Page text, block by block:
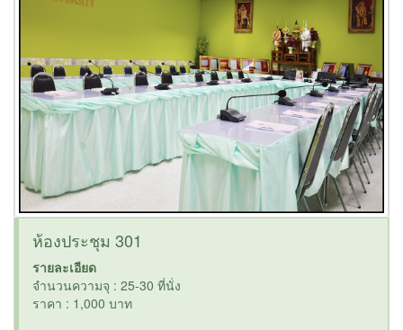
ห้องประชุม 301
รายละเอียด
จำนวนความจุ : 25-30 ที่นั่ง
ราคา : 1,000 บาท